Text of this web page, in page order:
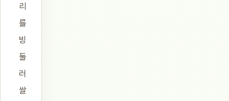
리
를
빙
둘
러
쌀